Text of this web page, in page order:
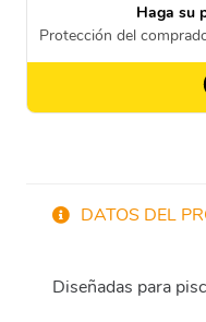
DATOS DEL
Diseñadas para